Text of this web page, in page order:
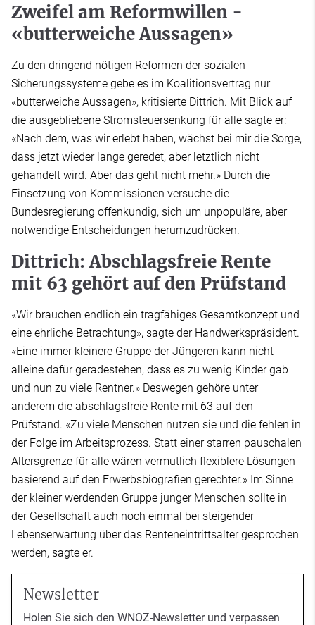
Zweifel am Reformwillen -
«butterweiche Aussagen»
Zu den dringend nötigen Reformen der sozialen
Sicherungssysteme gebe es im Koalitionsvertrag nur
«butterweiche Aussagen», kritisierte Dittrich. Mit Blick auf
die ausgebliebene Stromsteuersenkung für alle sagte er:
«Nach dem, was wir erlebt haben, wächst bei mir die Sorge,
dass jetzt wieder lange geredet, aber letztlich nicht
gehandelt wird. Aber das geht nicht mehr.» Durch die
Einsetzung von Kommissionen versuche die
Bundesregierung offenkundig, sich um unpopuläre, aber
notwendige Entscheidungen herumzudrücken.
Dittrich: Abschlagsfreie Rente
mit 63 gehört auf den Prüfstand
«Wir brauchen endlich ein tragfähiges Gesamtkonzept und
eine ehrliche Betrachtung», sagte der Handwerkspräsident.
«Eine immer kleinere Gruppe der Jüngeren kann nicht
alleine dafür geradestehen, dass es zu wenig Kinder gab
und nun zu viele Rentner.» Deswegen gehöre unter
anderem die abschlagsfreie Rente mit 63 auf den
Prüfstand. «Zu viele Menschen nutzen sie und die fehlen in
der Folge im Arbeitsprozess. Statt einer starren pauschalen
Altersgrenze für alle wären vermutlich flexiblere Lösungen
basierend auf den Erwerbsbiografien gerechter.» Im Sinne
der kleiner werdenden Gruppe junger Menschen sollte in
der Gesellschaft auch noch einmal bei steigender
Lebenserwartung über das Renteneintrittsalter gesprochen
werden, sagte er.
Newsletter
Holen Sie sich den WNOZ-Newsletter und verpassen